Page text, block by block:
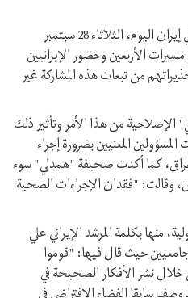
أشادت الصحف الأصولية الصادرة في إيران اليوم، الثلاثاء 28 سبتمبر
الأربعين وحضور الإيرانيين
من تبعات هذه المشاركة غير
من هذا الأمر وتأثير ذلك
المعنيين بضرورة إجراء
كما أكدت صحيفة "همدلي" سوء
وقالت: "فقدان الإجراءات الصحية
منها بكلمة المرشد الإيراني علي
حيث قال فيها: "قوموا
خلال نشر الأفكار الصحيحة في